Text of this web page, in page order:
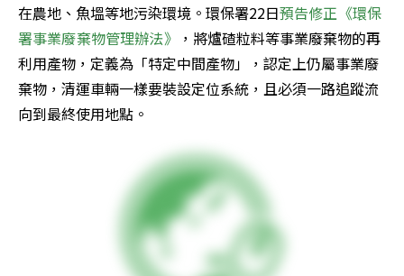
在農地、魚塭等地污染環境。環保署22日預告修正《環保
署事業廢棄物管理辦法》 ，將爐碴粒料等事業廢棄物的再
利用產物，定義為「特定中間產物」，認定上仍屬事業廢
棄物，清運車輛一樣要裝設定位系統，且必須一路追蹤流
向到最終使用地點。